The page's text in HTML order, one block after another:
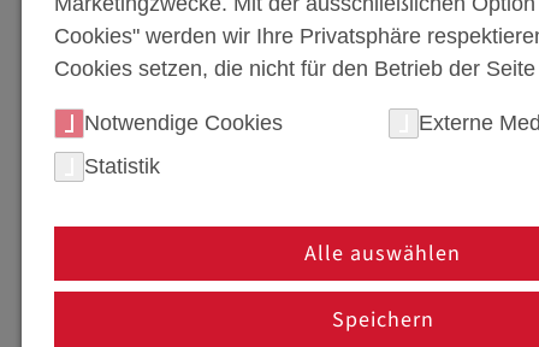
Kontakt
KONTAKT
STANDORT WÄHLEN
Cookies" werden wir Ihre Privatsphäre
Cookies setzen, die nicht für den Betrieb der
Notwendige Cookies
Externe
Statistik
Alle auswählen
Speichern